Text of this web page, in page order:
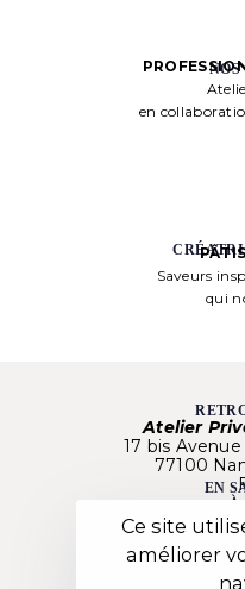
en
Saveurs
qui
Atelier
17 bis
77100
EN
Ce site
améliorer